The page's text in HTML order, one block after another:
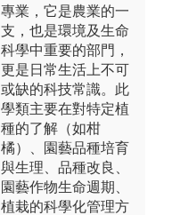
專業，它是農業的一
支，也是環境及生命
科學中重要的部門，
更是日常生活上不可
或缺的科技常識。此
學類主要在對特定植
種的了解（如柑
橘）、園藝品種培育
與生理、品種改良、
園藝作物生命週期、
植栽的科學化管理方